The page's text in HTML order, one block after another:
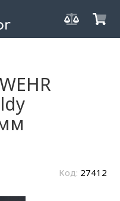
Код: 27412